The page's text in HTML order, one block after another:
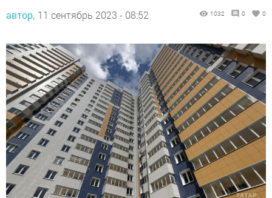
автор, 11 сентябрь 2023 - 08:52 1032 0 0